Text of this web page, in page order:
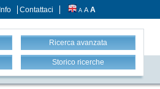
Info Contattaci A A A
Ricerca avanzata
Storico ricerche